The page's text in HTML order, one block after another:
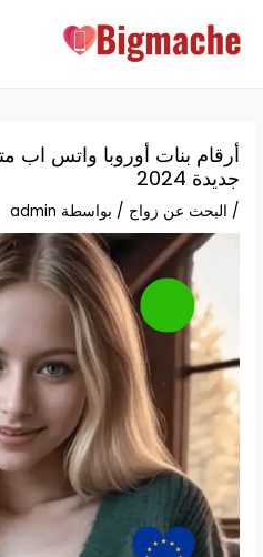
أرقام بنات أوروبا واتس
جديدة 2024
/ البحث عن زواج / بواسطة admin